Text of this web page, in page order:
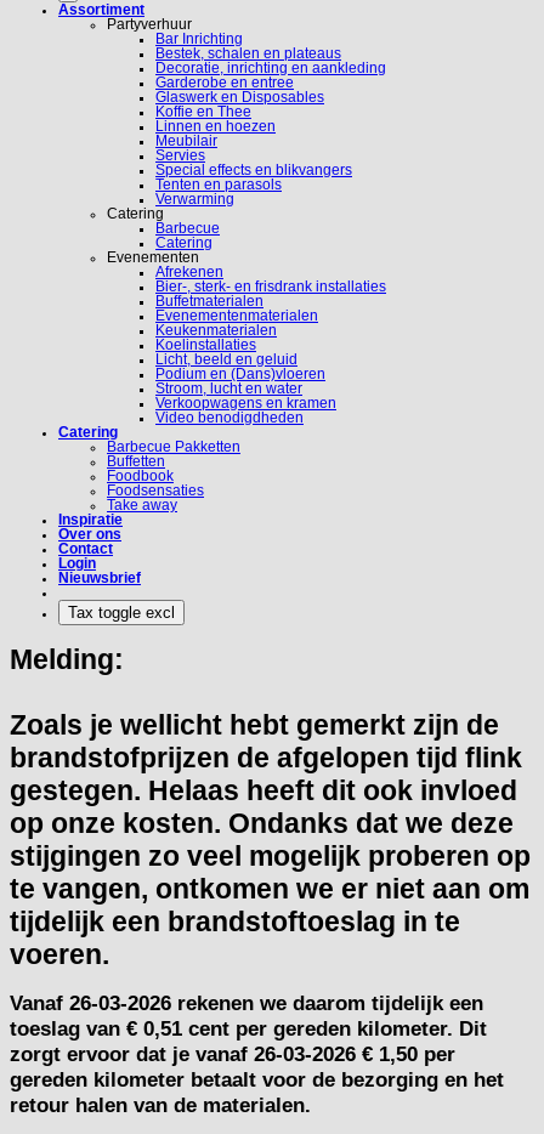
Assortiment
Partyverhuur
Bar Inrichting
Bestek, schalen en plateaus
Decoratie, inrichting en aankleding
Garderobe en entree
Glaswerk en Disposables
Koffie en Thee
Linnen en hoezen
Meubilair
Servies
Special effects en blikvangers
Tenten en parasols
Verwarming
Catering
Barbecue
Catering
Evenementen
Afrekenen
Bier-, sterk- en frisdrank installaties
Buffetmaterialen
Evenementenmaterialen
Keukenmaterialen
Koelinstallaties
Licht, beeld en geluid
Podium en (Dans)vloeren
Stroom, lucht en water
Verkoopwagens en kramen
Video benodigdheden
Catering
Barbecue Pakketten
Buffetten
Foodbook
Foodsensaties
Take away
Inspiratie
Over ons
Contact
Login
Nieuwsbrief
Melding:
Zoals je wellicht hebt gemerkt zijn de
brandstofprijzen de afgelopen tijd flink
gestegen. Helaas heeft dit ook invloed
op onze kosten. Ondanks dat we deze
stijgingen zo veel mogelijk proberen op
te vangen, ontkomen we er niet aan om
tijdelijk een brandstoftoeslag in te
voeren.
Vanaf 26-03-2026 rekenen we daarom tijdelijk een
toeslag van € 0,51 cent per gereden kilometer. Dit
zorgt ervoor dat je vanaf 26-03-2026 € 1,50 per
gereden kilometer betaalt voor de bezorging en het
retour halen van de materialen.